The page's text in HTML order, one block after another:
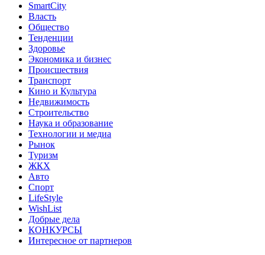
SmartCity
Власть
Общество
Тенденции
Здоровье
Экономика и бизнес
Происшествия
Транспорт
Кино и Культура
Недвижимость
Строительство
Наука и образование
Технологии и медиа
Рынок
Туризм
ЖКХ
Авто
Спорт
LifeStyle
WishList
Добрые дела
КОНКУРСЫ
Интересное от партнеров